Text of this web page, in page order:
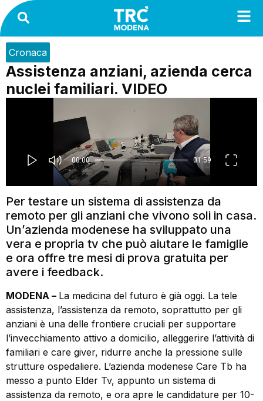
Cronaca
Assistenza anziani, azienda cerca
nuclei familiari. VIDEO
Per testare un sistema di assistenza da
remoto per gli anziani che vivono soli in casa.
Un’azienda modenese ha sviluppato una
vera e propria tv che può aiutare le famiglie
e ora offre tre mesi di prova gratuita per
avere i feedback.
MODENA – La medicina del futuro è già oggi. La tele
assistenza, l’assistenza da remoto, soprattutto per gli
anziani è una delle frontiere cruciali per supportare
l’invecchiamento attivo a domicilio, alleggerire l’attività di
familiari e care giver, ridurre anche la pressione sulle
strutture ospedaliere. L’azienda modenese Care Tb ha
messo a punto Elder Tv, appunto un sistema di
assistenza da remoto, e ora apre le candidature per 10-